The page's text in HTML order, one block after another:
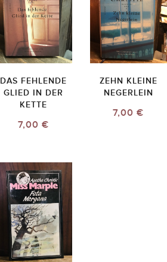
DAS FEHLENDE
GLIED IN DER
KETTE
7,00 €
ZEHN KLEINE
NEGERLEIN
7,00 €